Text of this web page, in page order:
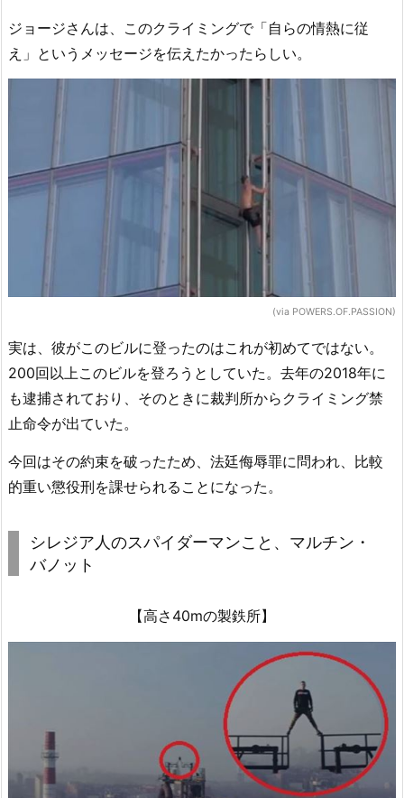
ジョージさんは、このクライミングで「自らの情熱に従
え」というメッセージを伝えたかったらしい。
(via POWERS.OF.PASSION)
実は、彼がこのビルに登ったのはこれが初めてではない。
200回以上このビルを登ろうとしていた。去年の2018年に
も逮捕されており、そのときに裁判所からクライミング禁
止命令が出ていた。
今回はその約束を破ったため、法廷侮辱罪に問われ、比較
的重い懲役刑を課せられることになった。
シレジア人のスパイダーマンこと、マルチン・
バノット
【高さ40mの製鉄所】